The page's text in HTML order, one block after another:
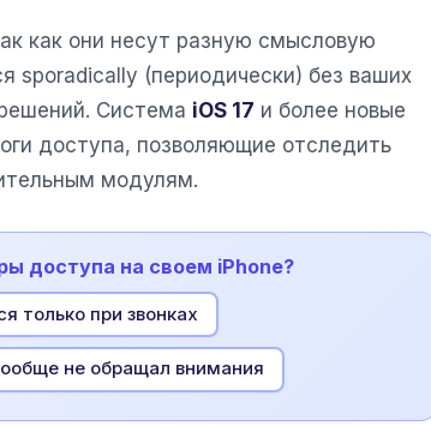
как они несут разную смысловую
sporadically (периодически) без ваших
Система iOS 17 и более новые
доступа, позволяющие отследить
модулям.
доступа на своем iPhone?
только при звонках
не обращал внимания